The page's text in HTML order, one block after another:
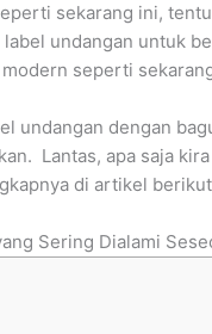
sekarang ini,
undangan untuk
seperti
undangan dengan
Lantas, apa saja
di artikel
Sering Dialami